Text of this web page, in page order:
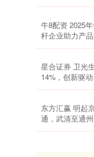
牛8配资 2025
杆企业助力产
星合证券 卫光
14%，创新驱
东方汇赢 明起
通，武清至通